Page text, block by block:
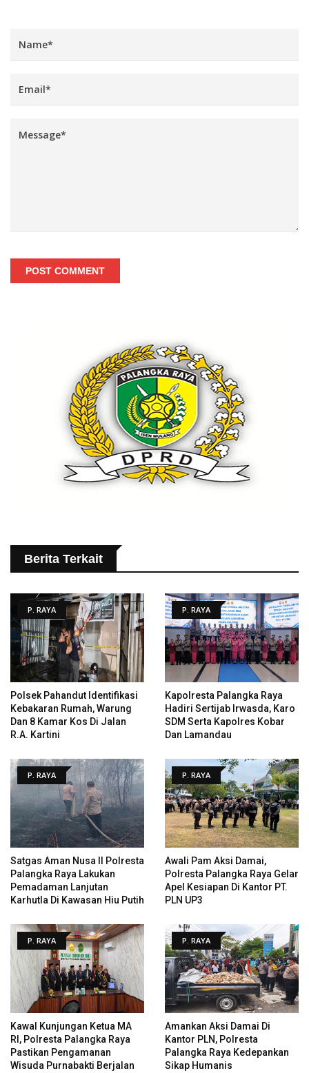
POST COMMENT
Berita Terkait
P. RAYA
Polsek Pahandut Identifikasi
Kebakaran Rumah, Warung
Dan 8 Kamar Kos Di Jalan
R.A. Kartini
P. RAYA
Kapolresta Palangka Raya
Hadiri Sertijab Irwasda, Karo
SDM Serta Kapolres Kobar
Dan Lamandau
P. RAYA
Satgas Aman Nusa II Polresta
Palangka Raya Lakukan
Pemadaman Lanjutan
Karhutla Di Kawasan Hiu Putih
P. RAYA
Awali Pam Aksi Damai,
Polresta Palangka Raya Gelar
Apel Kesiapan Di Kantor PT.
PLN UP3
P. RAYA
Kawal Kunjungan Ketua MA
RI, Polresta Palangka Raya
Pastikan Pengamanan
Wisuda Purnabakti Berjalan
P. RAYA
Amankan Aksi Damai Di
Kantor PLN, Polresta
Palangka Raya Kedepankan
Sikap Humanis